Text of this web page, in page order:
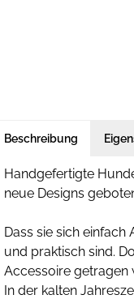
Beschreibung
Handgefertigte
neue Designs
Dass sie sich
und praktisch sind.
Accessoire getragen
In der kalten